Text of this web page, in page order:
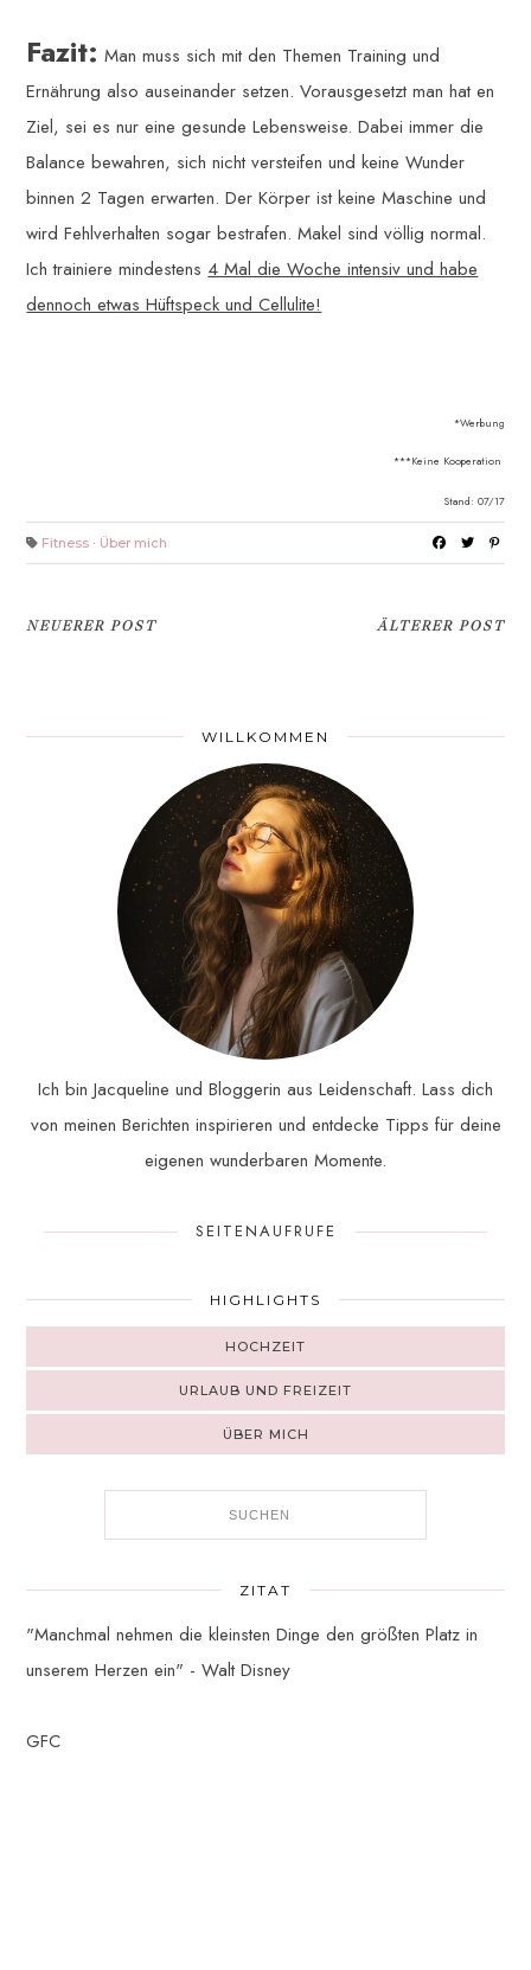
Fazit: Man muss sich mit den Themen Training und
Ernährung also auseinander setzen. Vorausgesetzt man hat en
Ziel, sei es nur eine gesunde Lebensweise. Dabei immer die
Balance bewahren, sich nicht versteifen und keine Wunder
binnen 2 Tagen erwarten. Der Körper ist keine Maschine und
wird Fehlverhalten sogar bestrafen. Makel sind völlig normal.
Ich trainiere mindestens4 Mal die Woche intensiv und habe
dennoch etwas Hüftspeck und Cellulite!
*Werbung
***Keine Kooperation
Stand: 07/17
Fitness · Über mich
NEUERER POST ÄLTERER POST
WILLKOMMEN
Ich bin Jacqueline und Bloggerin aus Leidenschaft. Lass dich
von meinen Berichten inspirieren und entdecke Tipps für deine
eigenen wunderbaren Momente.
SEITENAUFRUFE
HIGHLIGHTS
HOCHZEIT
URLAUB UND FREIZEIT
ÜBER MICH
ZITAT
"Manchmal nehmen die kleinsten Dinge den größten Platz in
unserem Herzen ein" - Walt Disney
GFC